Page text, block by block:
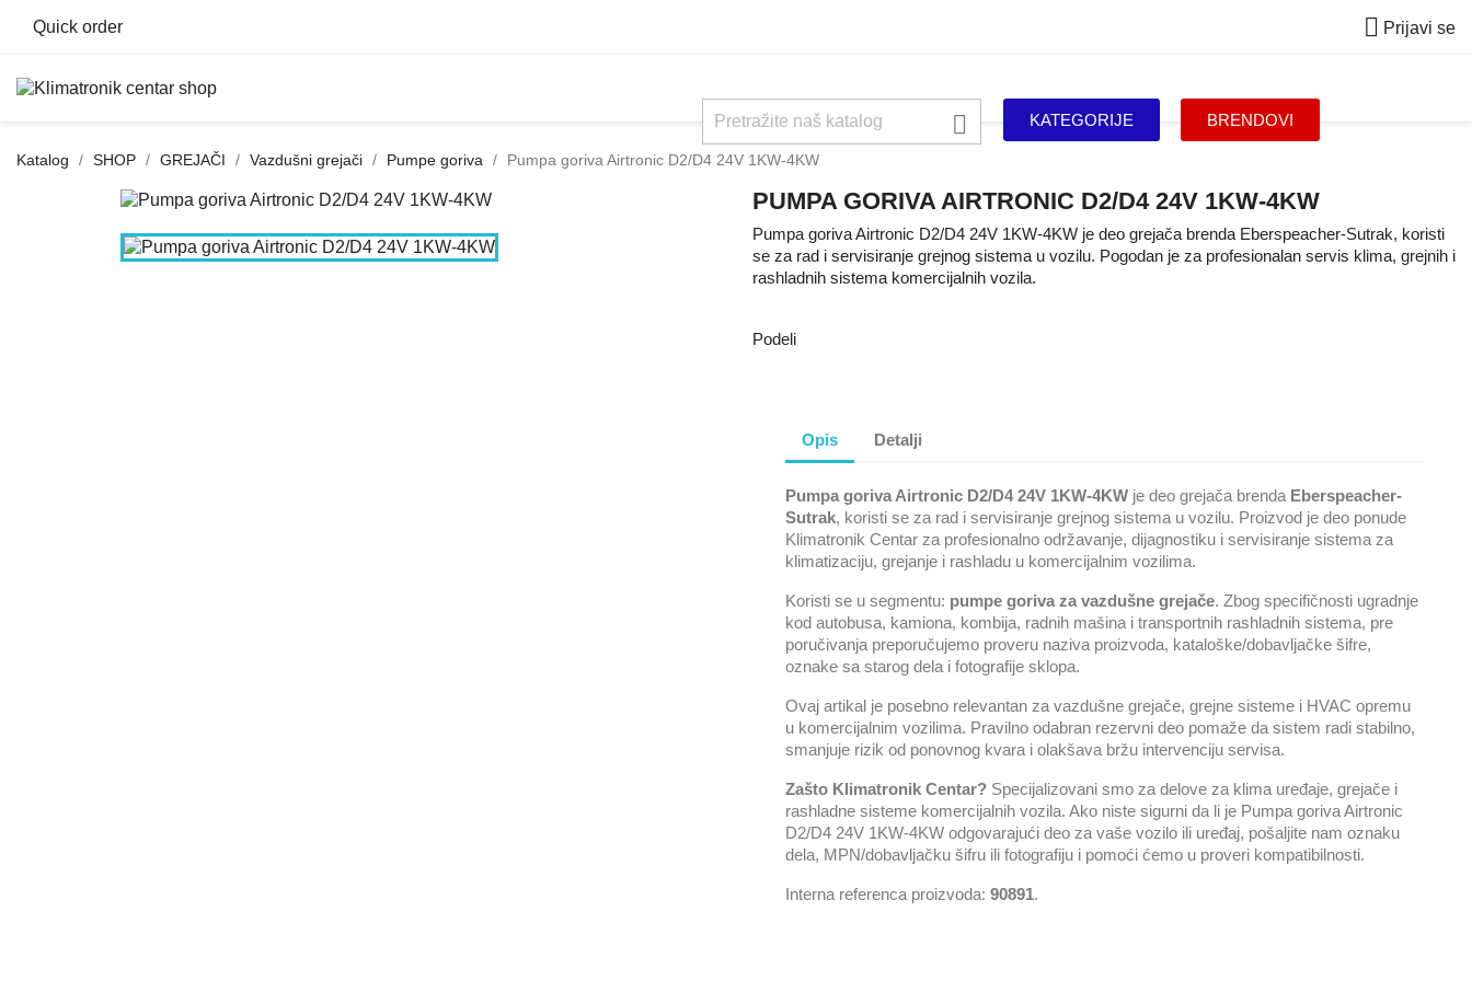
Quick order  Prijavi se
 KATEGORIJE BRENDOVI
Katalog SHOP GREJAČI Vazdušni grejači Pumpe goriva Pumpa goriva Airtronic D2/D4 24V 1KW-4KW
PUMPA GORIVA AIRTRONIC D2/D4 24V 1KW-4KW
Pumpa goriva Airtronic D2/D4 24V 1KW-4KW je deo grejača brenda Eberspeacher-Sutrak, koristi
se za rad i servisiranje grejnog sistema u vozilu. Pogodan je za profesionalan servis klima, grejnih i
rashladnih sistema komercijalnih vozila.
Podeli
Opis Detalji
Pumpa goriva Airtronic D2/D4 24V 1KW-4KW je deo grejača brenda Eberspeacher-
Sutrak, koristi se za rad i servisiranje grejnog sistema u vozilu. Proizvod je deo ponude
Klimatronik Centar za profesionalno održavanje, dijagnostiku i servisiranje sistema za
klimatizaciju, grejanje i rashladu u komercijalnim vozilima.
Koristi se u segmentu: pumpe goriva za vazdušne grejače. Zbog specifičnosti ugradnje
kod autobusa, kamiona, kombija, radnih mašina i transportnih rashladnih sistema, pre
poručivanja preporučujemo proveru naziva proizvoda, kataloške/dobavljačke šifre,
oznake sa starog dela i fotografije sklopa.
Ovaj artikal je posebno relevantan za vazdušne grejače, grejne sisteme i HVAC opremu
u komercijalnim vozilima. Pravilno odabran rezervni deo pomaže da sistem radi stabilno,
smanjuje rizik od ponovnog kvara i olakšava bržu intervenciju servisa.
Zašto Klimatronik Centar? Specijalizovani smo za delove za klima uređaje, grejače i
rashladne sisteme komercijalnih vozila. Ako niste sigurni da li je Pumpa goriva Airtronic
D2/D4 24V 1KW-4KW odgovarajući deo za vaše vozilo ili uređaj, pošaljite nam oznaku
dela, MPN/dobavljačku šifru ili fotografiju i pomoći ćemo u proveri kompatibilnosti.
Interna referenca proizvoda: 90891.